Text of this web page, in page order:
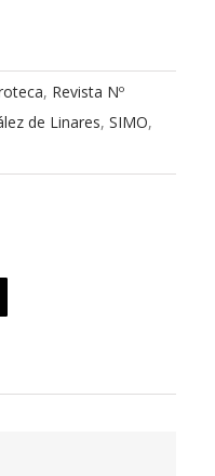
, Revista Nº
de Linares, SIMO,